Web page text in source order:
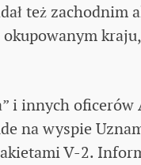
też zachodnim
i innych oficerów
na wyspie
V-2.